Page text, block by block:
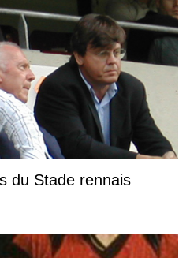
du Stade rennais